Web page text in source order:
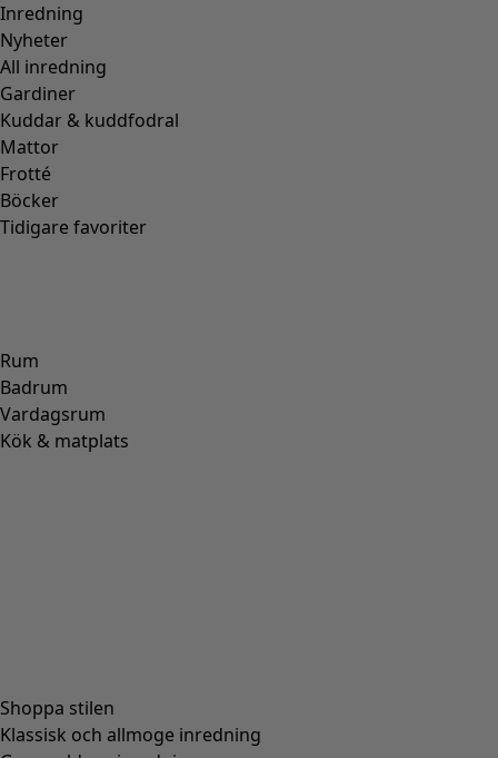
Inredning
Nyheter
All inredning
Gardiner
Kuddar & kuddfodral
Mattor
Frotté
Böcker
Tidigare favoriter
Rum
Badrum
Vardagsrum
Kök & matplats
Shoppa stilen
Klassisk och allmoge inredning